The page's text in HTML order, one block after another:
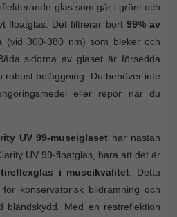
glas som går i grönt och
floatglas. Det filtrerar bort 99% av
(vid 300-380 nm) som bleker och
sidorna av glaset är försedda
robust beläggning. Du behöver inte
eller repor när du
UV 99-museiglaset har nästan
UV 99-floatglas, bara att det är
i museikvalitet. Detta
konservatorisk bildramning och
bländskydd. Med en restreflektion